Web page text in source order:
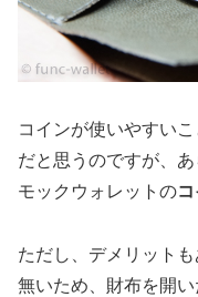
コインが使いやすい
だと思うのですが、
モックウォレットの
ただし、デメリット
無いため、財布を開